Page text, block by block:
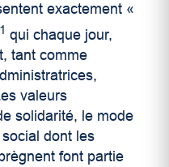
exactement «
1 qui chaque jour,
tant comme
valeurs
solidarité, le mode
dont les
font partie